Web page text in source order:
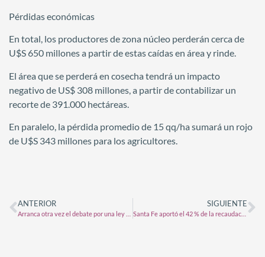
Pérdidas económicas
En total, los productores de zona núcleo perderán cerca de
U$S 650 millones a partir de estas caídas en área y rinde.
El área que se perderá en cosecha tendrá un impacto
negativo de US$ 308 millones, a partir de contabilizar un
recorte de 391.000 hectáreas.
En paralelo, la pérdida promedio de 15 qq/ha sumará un rojo
de U$S 343 millones para los agricultores.
ANTERIOR SIGUIENTE
Santa Fe aportó el 42 % de la recaudación nacional por retenciones al agro